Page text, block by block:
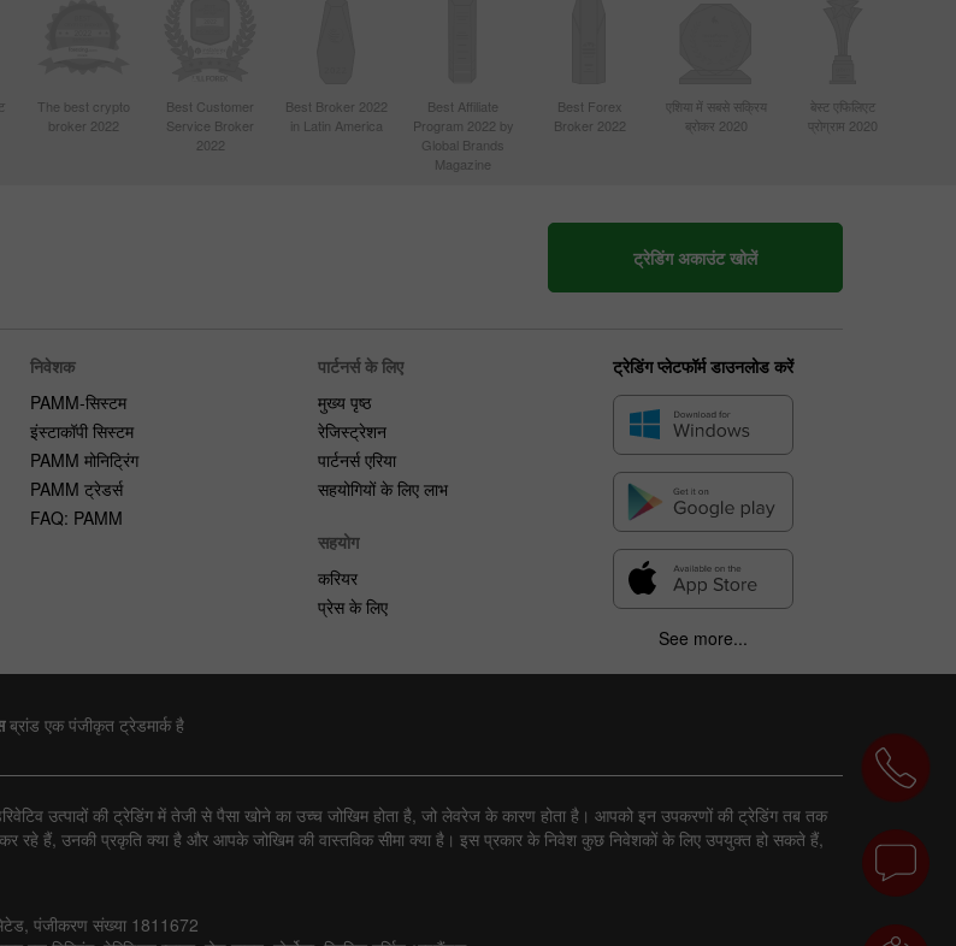
The best crypto
broker 2022
Best Customer
Service Broker
2022
Best Broker 2022
in Latin America
Best Affiliate
Program 2022 by
Global Brands
Magazine
Best Forex
Broker 2022
एशिया में सबसे सक्रिय
ब्रोकर 2020
बेस्ट एफिलिएट
प्रोग्राम 2020
ट्रेडिंग अकाउंट खोलें
निवेशक
PAMM-सिस्टम
इंस्टाकॉपी सिस्टम
PAMM मोनिट्रिंग
PAMM ट्रेडर्स
FAQ: PAMM
पार्टनर्स के लिए
मुख्य पृष्ठ
रेजिस्ट्रेशन
पार्टनर्स एरिया
सहयोगियों के लिए लाभ
सहयोग
करियर
प्रेस के लिए
ट्रेडिंग प्लेटफॉर्म डाउनलोड करें
See more...
ब्रांड एक पंजीकृत ट्रेडमार्क है
उत्पादों की ट्रेडिंग में तेजी से पैसा खोने का उच्च जोखिम होता है, जो लेवरेज के कारण होता है। आपको इन उपकरणों की ट्रेडिंग तब तक
हैं, उनकी प्रकृति क्या है और आपके जोखिम की वास्तविक सीमा क्या है। इस प्रकार के निवेश कुछ निवेशकों के लिए उपयुक्त हो सकते हैं,
पंजीकरण संख्या 1811672